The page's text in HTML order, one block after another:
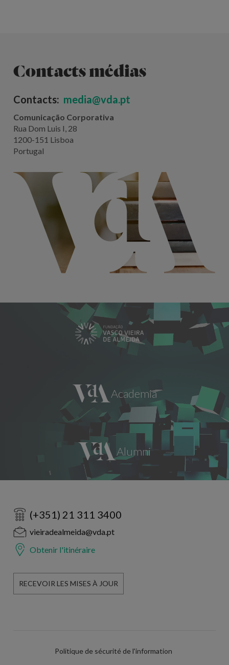
Contacts médias
Contacts: media@vda.pt
Comunicação Corporativa
Rua Dom Luis I, 28
1200-151 Lisboa
Portugal
(+351) 21 311 3400
vieiradealmeida@vda.pt
Obtenir l'itinéraire
RECEVOIR LES MISES À JOUR
Politique de sécurité de l'information